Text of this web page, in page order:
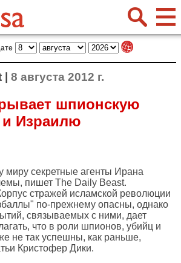
8 августа 2012 г.
шпионскую
Израилю
миру секретные агенты Ирана
пишет The Daily Beast.
стражей исламской революции
по-прежнему опасны, однако
связываемых с ними, дает
что в роли шпионов, убийц и
не так успешны, как раньше,
Кристофер Дики.